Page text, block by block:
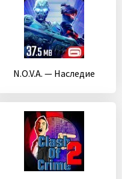
N.O.V.A. — Наследие